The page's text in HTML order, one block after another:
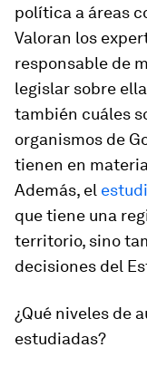
política a áreas
Valoran los
responsable de
legislar sobre
también cuáles
organismos de
tienen en
Además, el
que tiene una
territorio, sino
decisiones del
¿Qué niveles de
estudiadas?